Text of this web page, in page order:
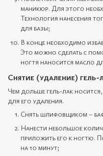
маникюр. Для этого
Технология нанесения
для базы;
В конце необходимо
Это можно сделать с
ногтя наносится масло
Снятие (удаление)
Чем дольше гель-лак
для его удаления.
Снять шлифовщиком –
Нанести небольшое
приложить его к ногтю.
на 10 минут;